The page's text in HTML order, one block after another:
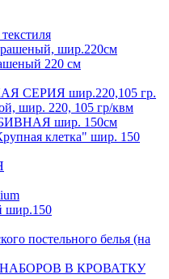
шир.220см
220 см
СЕРИЯ шир.220,105 гр.
шир. 220, 105 гр/квм
шир. 150см
клетка" шир. 150
шир.150
постельного белья (на
В КРОВАТКУ